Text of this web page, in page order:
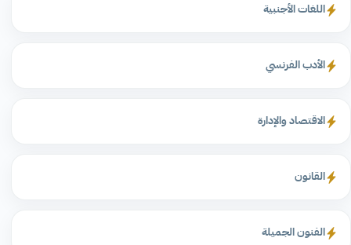
اللغات الأجنبية
الأدب الفرنسي
الاقتصاد والإدارة
القانون
الفنون الجميلة